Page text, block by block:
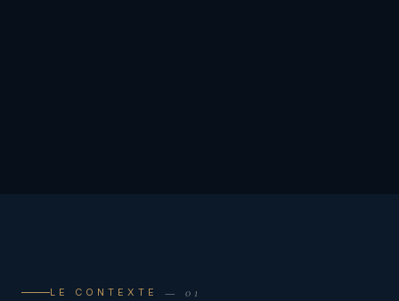
LE CONTEXTE — 01